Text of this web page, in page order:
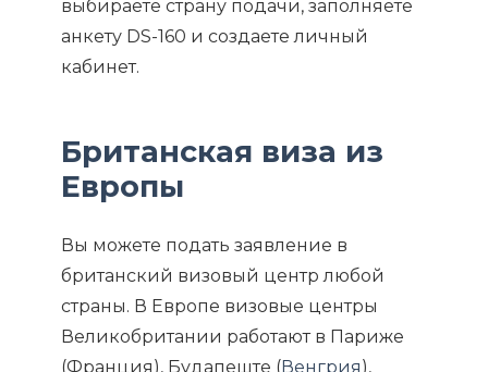
выбираете страну подачи, заполняете
анкету DS-160 и создаете личный
кабинет.
Британская виза из
Европы
Вы можете подать заявление в
британский визовый центр любой
страны. В Европе визовые центры
Великобритании работают в Париже
(Франция), Будапеште (Венгрия),